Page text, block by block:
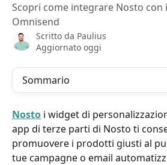
Scopri come integrare Nosto con
Omnisend
Scritto da Paulius
Aggiornato oggi
Sommario
Nosto i widget di
app di terze parti di Nosto ti
promuovere i prodotti giusti al
tue campagne o email